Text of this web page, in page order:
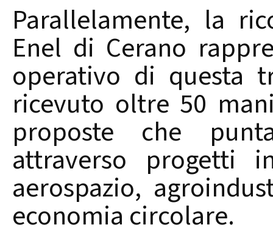
Parallelamente, la
Enel di Cerano
operativo di questa
ricevuto oltre 50
proposte che
attraverso progetti
aerospazio,
economia circolare.